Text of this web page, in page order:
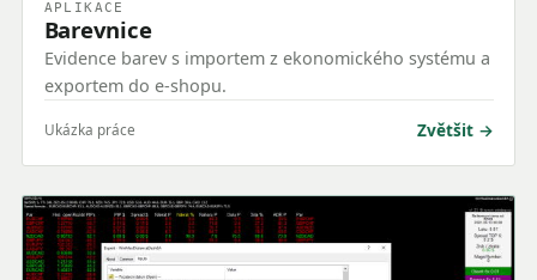
APLIKACE
Barevnice
Evidence barev s importem z ekonomického systému a
exportem do e-shopu.
Ukázka práce Zvětšit